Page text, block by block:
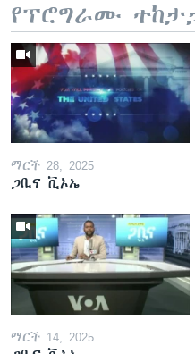
የፕሮግራሙ
ማርች 28, 2025
ጋቢና ቪኦኤ
ማርች 14, 2025